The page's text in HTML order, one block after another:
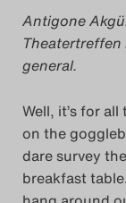
Antigone
general.
Well, it’s for
on the
dare survey
breakfast